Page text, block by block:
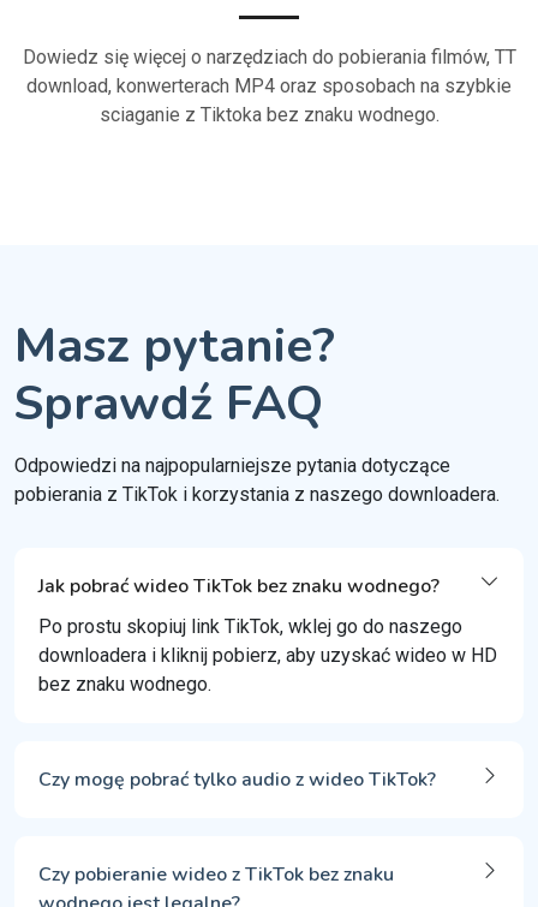
Dowiedz się więcej o narzędziach do pobierania filmów, TT
download, konwerterach MP4 oraz sposobach na szybkie
sciaganie z Tiktoka bez znaku wodnego.
Masz pytanie?
Sprawdź FAQ
Odpowiedzi na najpopularniejsze pytania dotyczące
pobierania z TikTok i korzystania z naszego downloadera.
Jak pobrać wideo TikTok bez znaku wodnego?
Po prostu skopiuj link TikTok, wklej go do naszego
downloadera i kliknij pobierz, aby uzyskać wideo w HD
bez znaku wodnego.
Czy mogę pobrać tylko audio z wideo TikTok?
Czy pobieranie wideo z TikTok bez znaku